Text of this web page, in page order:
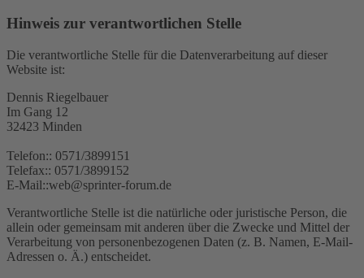
Hinweis zur verantwortlichen Stelle
Die verantwortliche Stelle für die Datenverarbeitung auf dieser
Website ist:
Dennis Riegelbauer
Im Gang 12
32423 Minden
Telefon:: 0571/3899151
Telefax:: 0571/3899152
E-Mail::web@sprinter-forum.de
Verantwortliche Stelle ist die natürliche oder juristische Person, die
allein oder gemeinsam mit anderen über die Zwecke und Mittel der
Verarbeitung von personenbezogenen Daten (z. B. Namen, E-Mail-
Adressen o. Ä.) entscheidet.